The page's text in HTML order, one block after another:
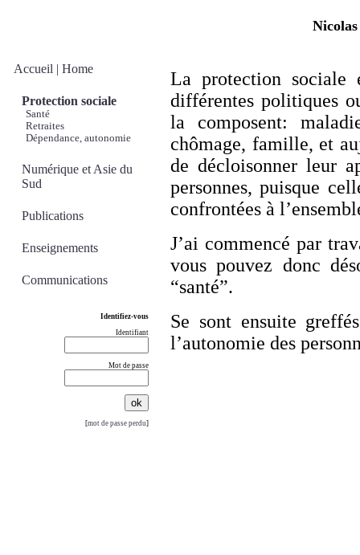
Accueil | Home
Protection sociale
Santé
Retraites
Dépendance, autonomie
Numérique et Asie du
Sud
Publications
Enseignements
Communications
Identifiez-vous
Identifiant
Mot de passe
[mot de passe perdu]
La protection sociale
différentes politiques
la composent:
chômage, famille, et
de décloisonner leur
personnes, puisque
confrontées à l’
J’ai commencé par
vous pouvez donc
“santé”.
Se sont ensuite
l’autonomie des